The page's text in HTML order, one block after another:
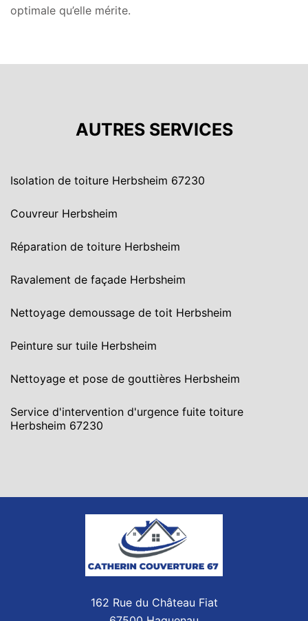
optimale qu’elle mérite.
AUTRES SERVICES
Isolation de toiture Herbsheim 67230
Couvreur Herbsheim
Réparation de toiture Herbsheim
Ravalement de façade Herbsheim
Nettoyage demoussage de toit Herbsheim
Peinture sur tuile Herbsheim
Nettoyage et pose de gouttières Herbsheim
Service d'intervention d'urgence fuite toiture
Herbsheim 67230
162 Rue du Château Fiat